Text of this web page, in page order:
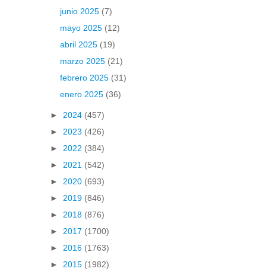
junio 2025 (7)
mayo 2025 (12)
abril 2025 (19)
marzo 2025 (21)
febrero 2025 (31)
enero 2025 (36)
► 2024 (457)
► 2023 (426)
► 2022 (384)
► 2021 (542)
► 2020 (693)
► 2019 (846)
► 2018 (876)
► 2017 (1700)
► 2016 (1763)
► 2015 (1982)